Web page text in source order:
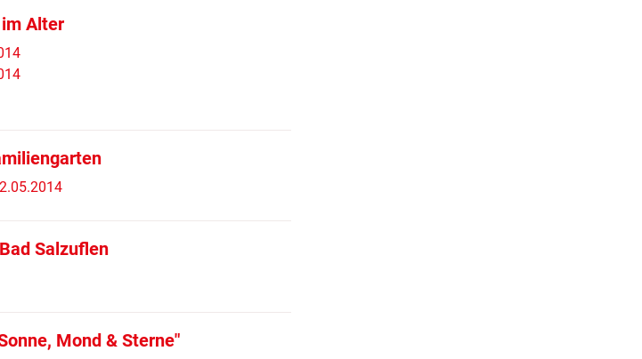
Alter
Salzuflen
Mond & Sterne"